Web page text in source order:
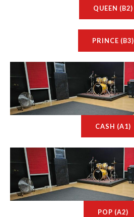
QUEEN (B2)
PRINCE (B3)
CASH (A1)
POP (A2)